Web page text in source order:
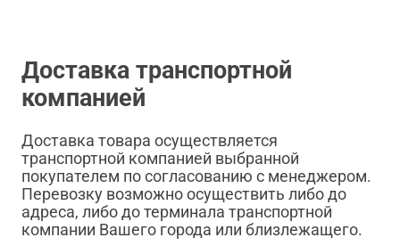
Доставка транспортной
компанией
Доставка товара осуществляется
транспортной компанией выбранной
покупателем по согласованию с менеджером.
Перевозку возможно осуществить либо до
адреса, либо до терминала транспортной
компании Вашего города или близлежащего.